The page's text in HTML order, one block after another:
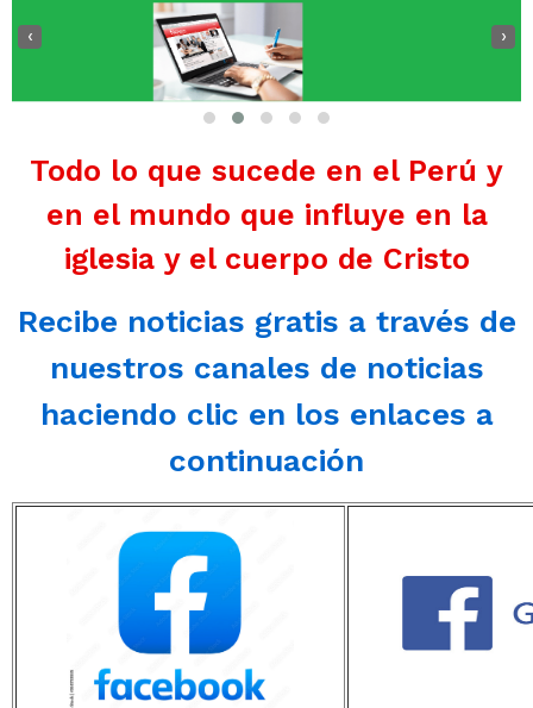
‹ ›
Todo lo que sucede en el Perú y
en el mundo que influye en la
iglesia y el cuerpo de Cristo
Recibe noticias gratis a través de
nuestros canales de noticias
haciendo clic en los enlaces a
continuación